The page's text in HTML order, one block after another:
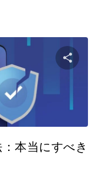
本当にすべき